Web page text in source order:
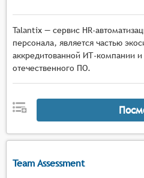
Talantiх — сервис HR-
персонала, является частью
аккредитованной ИТ-компании
отечественного ПО.
Team Assessment